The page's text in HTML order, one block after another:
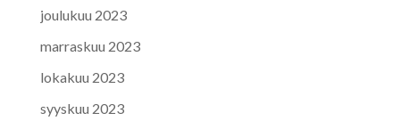
joulukuu 2023
marraskuu 2023
lokakuu 2023
syyskuu 2023